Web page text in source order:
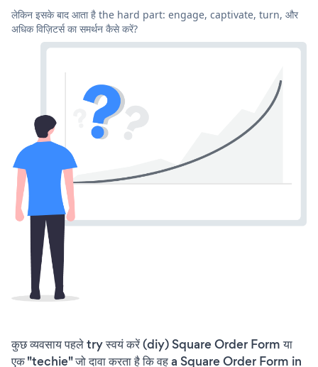
लेकिन इसके बाद आता है the hard part: engage, captivate, turn, और
अधिक विज़िटर्स का समर्थन कैसे करें?
कुछ व्यवसाय पहले try स्वयं करें (diy) Square Order Form या
एक "techie" जो दावा करता है कि वह a Square Order Form in